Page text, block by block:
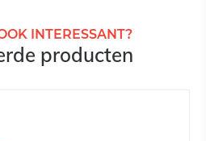
INTERESSANT?
producten